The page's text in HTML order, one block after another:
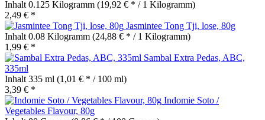
Inhalt 0.125 Kilogramm (19,92 € * / 1 Kilogramm)
2,49 € *
Jasmintee Tong Tji, lose, 80g
Inhalt 0.08 Kilogramm (24,88 € * / 1 Kilogramm)
1,99 € *
Sambal Extra Pedas, ABC,
335ml
Inhalt 335 ml (1,01 € * / 100 ml)
3,39 € *
Indomie Soto /
Vegetables Flavour, 80g